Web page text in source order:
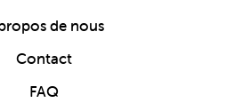
de nous
Contact
FAQ